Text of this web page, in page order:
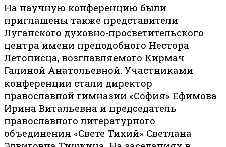
На научную конференцию были
приглашены также представители
Луганского духовно-просветительского
центра имени преподобного Нестора
Летописца, возглавляемого Кирмач
Галиной Анатольевной. Участниками
конференции стали директор
православной гимназии «София» Ефимова
Ирина Витальевна и председатель
православного литературного
объединения «Свете Тихий» Светлана